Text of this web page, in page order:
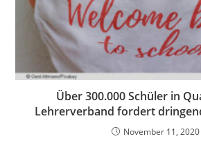
Über 300.000 Schüler in
Lehrerverband fordert
November 11, 2020